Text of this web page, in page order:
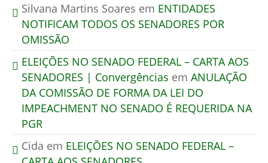
Silvana Martins Soares em ENTIDADES
NOTIFICAM TODOS OS SENADORES POR
OMISSÃO
ELEIÇÕES NO SENADO FEDERAL – CARTA AOS
SENADORES | Convergências em ANULAÇÃO
DA COMISSÃO DE FORMA DA LEI DO
IMPEACHMENT NO SENADO É REQUERIDA NA
PGR
Cida em ELEIÇÕES NO SENADO FEDERAL –